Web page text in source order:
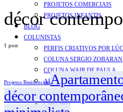
PROJETOS COMERCIAIS
PROJETOS INFANTIS
BLOG
COLUNISTAS
PERFIS CRIATIVOS POR
COLUNA SERGIO ZOBARAN
COLUNA WAIR DE PAULA
ARTE.IN.FORMA
Conectadas
décor
1 post
Projetos Residenciais
décor